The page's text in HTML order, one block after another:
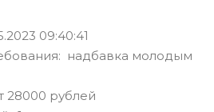
09:40:41
надбавка молодым
28000 рублей